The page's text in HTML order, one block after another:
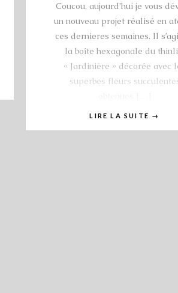
Coucou, aujourd’hui je vous
un nouveau projet réalisé en
ces dernieres semaines. Il
la boîte hexagonale du
« Jardinière » décorée avec
superbes fleurs
LIRE LA SUITE →